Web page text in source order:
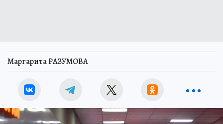
Маргарита РАЗУМОВА